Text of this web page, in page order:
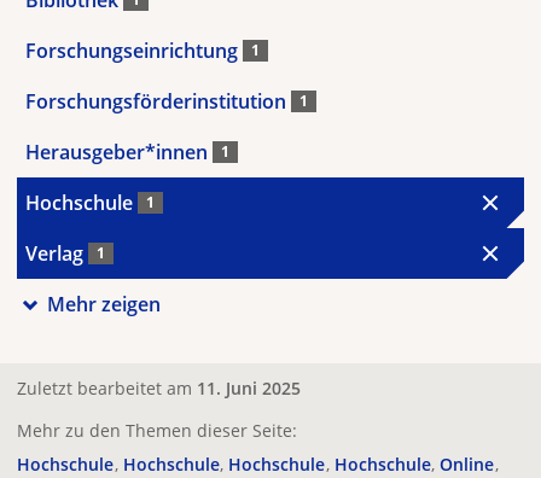
Forschungseinrichtung 1
Forschungsförderinstitution 1
Herausgeber*innen 1
Hochschule 1
Verlag 1
Mehr zeigen
Zuletzt bearbeitet am 11. Juni 2025
Mehr zu den Themen dieser Seite:
Hochschule Hochschule Hochschule Hochschule Online